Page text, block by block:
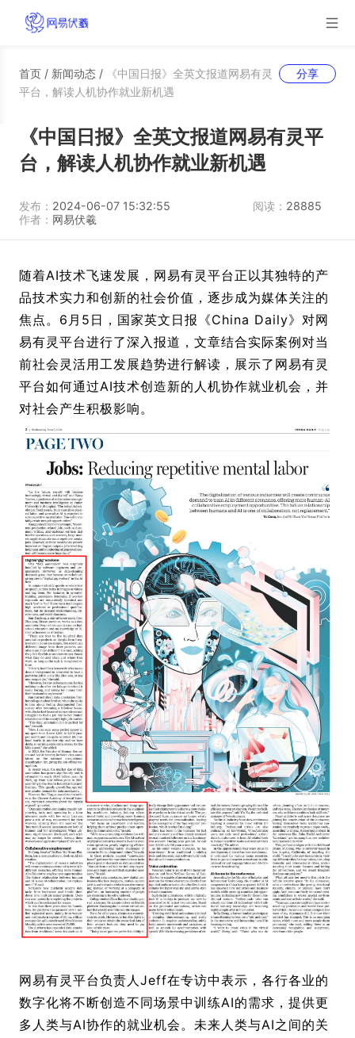
首页 / 新闻动态 /
《中国日报》全英文报道网易有灵
平台，解读人机协作就业新机遇
分享
《中国日报》全英文报道网易有灵平
台，解读人机协作就业新机遇
发布： 2024-06-07 15:32:55 阅读： 28885
作者： 网易伏羲
随着AI技术飞速发展，网易有灵平台正以其独特的产
品技术实力和创新的社会价值，逐步成为媒体关注的
焦点。6月5日，国家英文日报《China Daily》对网
易有灵平台进行了深入报道，文章结合实际案例对当
前社会灵活用工发展趋势进行解读，展示了网易有灵
平台如何通过AI技术创造新的人机协作就业机会，并
对社会产生积极影响。
网易有灵平台负责人Jeff在专访中表示，各行各业的
数字化将不断创造不同场景中训练AI的需求，提供更
多人类与AI协作的就业机会。未来人类与AI之间的关